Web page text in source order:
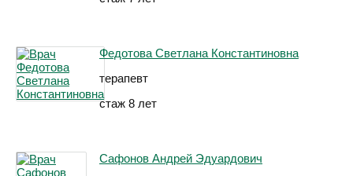
Федотова Светлана Константиновна
терапевт
стаж 8 лет
Сафонов Андрей Эдуардович